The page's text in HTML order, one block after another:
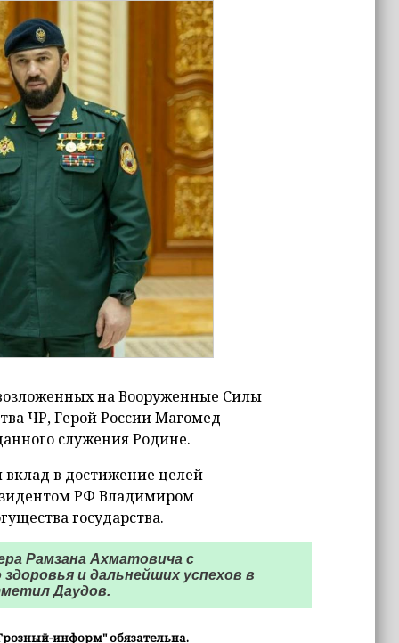
на Вооруженные Силы
ЧР, Герой России Магомед
служения Родине.
в достижение целей
РФ Владимиром
государства.
Рамзана Ахматовича с
и дальнейших успехов в
Даудов.
информ" обязательна.